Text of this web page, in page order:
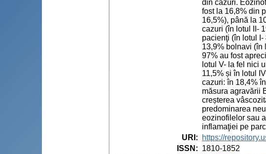
din cazuri.
fost la 16,8% din
16,5%), până la
cazuri (în lotul II-
pacienţi (în lotul I-
13,9% bolnavi (în
97% au fost
lotul V- la fel nici
11,5% și în lotul
cazuri: în 18,4%
măsura agravării
creșterea
predominarea
eozinofilelor sau
inflamaţiei pe
URI :
https://
ISSN : 1810-1852